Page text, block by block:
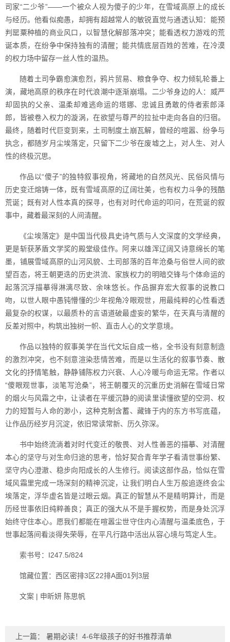
司家“二少爷”——一个被众人视为傻子的少年，在雪域高原上的成长
与经历。他看似痴愚，却拥有超越常人的敏锐直觉与通透认知：能预
判罂粟种植的商业风口，以智慧化解部落冲突；能看透权力游戏的荒
诞本质，在纷争中保持独有的清醒；能共情底层百姓的苦难，在冷漠
的权力场中留存一丝人性的温热。
随着土司争霸愈演愈烈，鸦片贸易、粮食争夺、权力倾轧轮番上
演，藏地高原的秩序在时代浪潮中逐渐崩塌。二少爷身边的人：威严
却固执的父亲、温柔却难逃命运的塔娜、忠诚且勇敢的侍者索郎泽
郎，皆被卷入权力的漩涡，在欲望与尊严的拉扯中走向各自的归宿。
最终，随着时代巨变到来，土司制度土崩瓦解，曾经的喧嚣、纷争与
执念，都随岁月尘埃落定，只留下二少爷在废墟之上，对人生、对人
性的终极沉思。
作品以“傻子”的独特叙事视角，将藏地的自然风光、民俗风情与
历史变迁熔铸一体，既有雪域高原的辽阔壮美，也有权力斗争的残酷
荒诞；既有对人性本真的探寻，也有对时代命运的叩问，在荒诞的叙
事中，藏着最深刻的人间清醒。
《尘埃落定》是中国当代极具史诗气质与人文深度的文学经典，
更是斩获茅盾文学奖的殿堂级佳作。阿来以雄浑辽阔又诗意绵长的笔
墨，铺展雪域高原的山河风貌、土司部落的百年沧桑与俗世人间的欲
望百态，将王朝更迭的历史洪流、家族权力的明暗交锋与个体命运的
起落沉浮描摹得淋漓尽致、余味悠长。作品摒弃宏大叙事的说教口
吻，以世人眼中愚钝懵懂的少年视角冷眼观世，用最纯粹的心性看透
最复杂的权谋，以最质朴的言语道破最虚妄的繁华，在天真与清醒的
反差对照中，构筑出独树一帜、直击人心的文学意境。
作品以独特的叙事美学在当代文坛自成一格，全书没有刻意制造
的激烈冲突，也不刻意渲染悲情苦难，而是以生活化的叙事节奏、散
文化的抒情笔触，静静铺陈权力兴衰、人心冷暖与命运无常。作者以
“傻眼观世事，淡笔写沧桑”，将王朝覆灭的沉重历史消解在雪域日常
的烟火与风霜之中，让读者在平缓沉静的阅读里读懂欲望的空洞、权
力的短暂与人命的渺小，这种克制含蓄、藏锋于内的东方书写底蕴，
让作品历经岁月沉淀，依旧常读常新、历久弥深。
书中始终流淌着对时代变迁的敬畏、对人性善恶的描摹、对清醒
本心的坚守与对生命归途的思考，恰好契合青年学子看清世事纷繁、
坚守内心澄澈、稳步向阳成长的人生修行。阅读这部作品，恰似在雪
域风霜里完成一场深刻的精神沉淀，让我们明白人生万般追逐终会尘
埃落定，浮华虚名皆是过眼云烟。真正的智慧从不是精明算计，而是
历经世事依旧纯粹善良；真正的强大从不是手握权势，而是身处沉浮
始终守住本心。愿我们都能在喧嚣尘世守住内心清醒与温柔底色，于
世事起落间看淡得失荣辱，在平凡行路中活出从容心境与笃定人生。
索书号：I247.5/824
馆藏位置：西区密排3区22排A面01列3层
文案 | 申昕妍 陈思帆
上一篇： 暑期必读！4-6年级孩子的好书推荐清单